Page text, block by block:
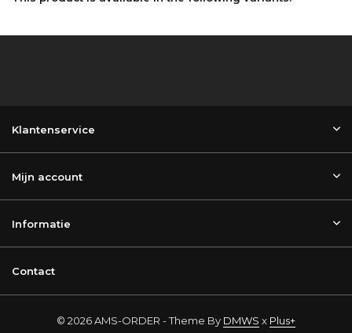
Klantenservice
Mijn account
Informatie
Contact
© 2026 AMS-ORDER - Theme By DMWS x Plus+